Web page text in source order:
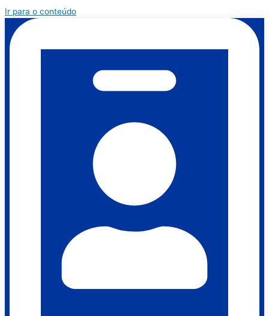
Ir para o conteúdo